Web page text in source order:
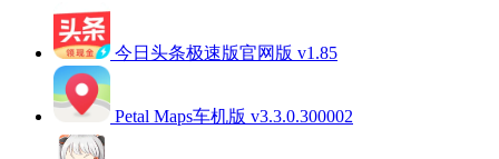
今日头条极速版官网版 v1.85
Petal Maps车机版 v3.3.0.300002